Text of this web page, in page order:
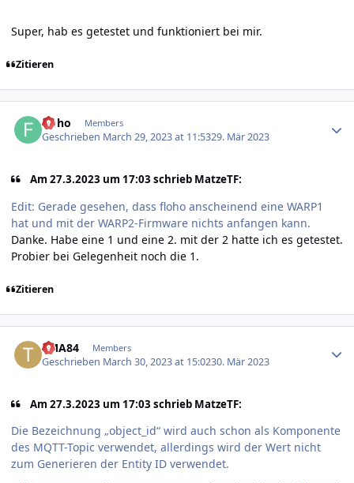
Super, hab es getestet und funktioniert bei mir.
Zitieren
floho Members
Geschrieben March 29, 2023 at 11:5329. Mär 2023
Am 27.3.2023 um 17:03 schrieb MatzeTF:
Edit: Gerade gesehen, dass floho anscheinend eine WARP1
hat und mit der WARP2-Firmware nichts anfangen kann.
Danke. Habe eine 1 und eine 2. mit der 2 hatte ich es getestet.
Probier bei Gelegenheit noch die 1.
Zitieren
TMA84 Members
Geschrieben March 30, 2023 at 15:0230. Mär 2023
Am 27.3.2023 um 17:03 schrieb MatzeTF:
Die Bezeichnung „object_id“ wird auch schon als Komponente
des MQTT-Topic verwendet, allerdings wird der Wert nicht
zum Generieren der Entity ID verwendet.